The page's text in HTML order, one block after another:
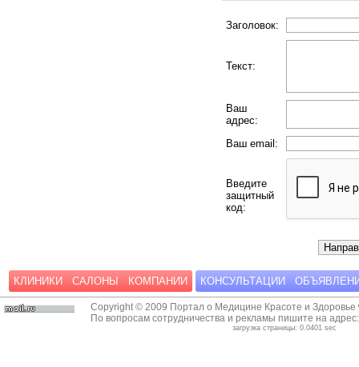
Заголовок:
Текст:
Ваш
адрес:
Ваш email:
Введите
защитный
код:
КЛИНИКИ САЛОНЫ КОМПАНИИ КОНСУЛЬТАЦИИ
Copyright © 2009 Портал о Медицине Красоте и Здоровье
По вопросам сотрудничества и рекламы пишите на
загрузка страницы: 0.0401 sec